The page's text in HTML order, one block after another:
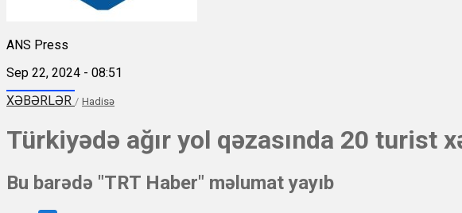
ANS Press
Sep 22, 2024 - 08:51
XƏBƏRLƏR / Hadisə
Türkiyədə ağır yol qəzasında 20 turist
Bu barədə "TRT Haber" məlumat yayıb